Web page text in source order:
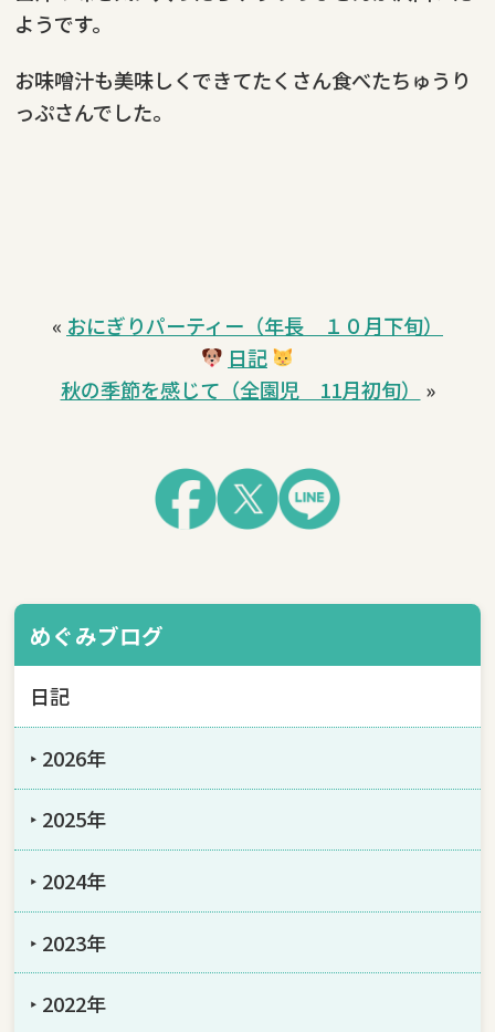
ようです。
お味噌汁も美味しくできてたくさん食べたちゅうり
っぷさんでした。
« おにぎりパーティー（年長 １０月下旬）
日記
秋の季節を感じて（全園児 11月初旬）
»
めぐみブログ
日記
‣ 2026年
‣ 2025年
‣ 2024年
‣ 2023年
‣ 2022年